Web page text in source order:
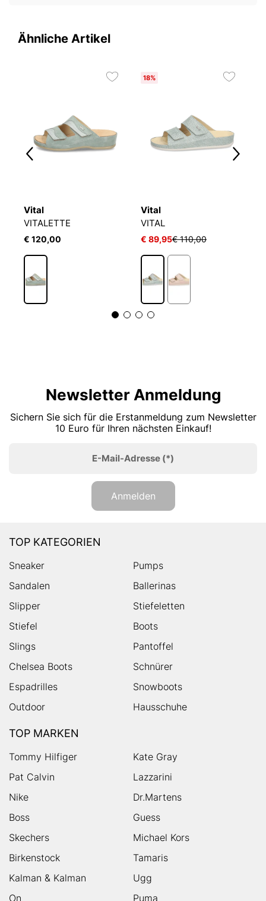
Ähnliche Artikel
Vital
VITALETTE
€ 120,00
18%
Vital
VITAL
€ 89,95€ 110,00
Newsletter Anmeldung
Sichern Sie sich für die Erstanmeldung zum Newsletter
10 Euro für Ihren nächsten Einkauf!
E-Mail-Adresse (*)
Anmelden
TOP KATEGORIEN
Sneaker
Pumps
Sandalen
Ballerinas
Slipper
Stiefeletten
Stiefel
Boots
Slings
Pantoffel
Chelsea Boots
Schnürer
Espadrilles
Snowboots
Outdoor
Hausschuhe
TOP MARKEN
Tommy Hilfiger
Kate Gray
Pat Calvin
Lazzarini
Nike
Dr.Martens
Boss
Guess
Skechers
Michael Kors
Birkenstock
Tamaris
Kalman & Kalman
Ugg
On
Puma